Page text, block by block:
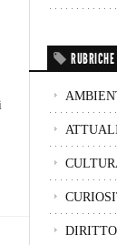
RUBRICHE